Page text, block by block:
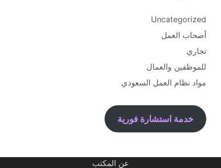
Uncategorized
أصحاب العمل
تجاري
للموظفين والعمال
مواد نظام العمل السعودي
خدمة استشارة فورية
عن المكتب